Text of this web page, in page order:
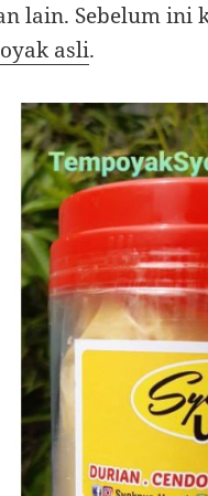
lain. Sebelum ini
asli.